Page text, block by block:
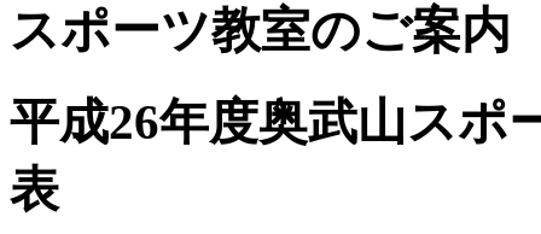
スポーツ教室のご案内
平成26年度奥武山ス
表